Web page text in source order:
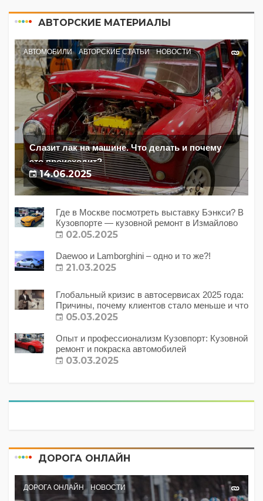
АВТОРСКИЕ МАТЕРИАЛЫ
АВТОМОБИЛИ АВТОРСКИЕ СТАТЬИ НОВОСТИ
Слазит лак на машине. Что делать и почему
это происходит?
14.06.2025
Где в Москве посмотреть выставку Бэнкси? В
Кузовпорте — кузовной ремонт в Измайлово
02.05.2025
Daewoo и Lamborghini – одно и то же?!
21.03.2025
Глобальный кризис в автосервисах 2025 года:
Причины, почему клиентов стало меньше и что
с этим делать?
05.03.2025
Опыт и профессионализм Кузовпорт: Кузовной
ремонт и покраска автомобилей
03.03.2025
ДОРОГА ОНЛАЙН
ДОРОГА ОНЛАЙН НОВОСТИ